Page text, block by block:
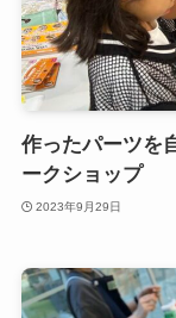
作ったパーツを
ークショップ
2023年9月29日